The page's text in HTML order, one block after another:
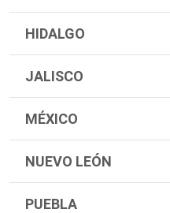
HIDALGO
JALISCO
MÉXICO
NUEVO LEÓN
PUEBLA